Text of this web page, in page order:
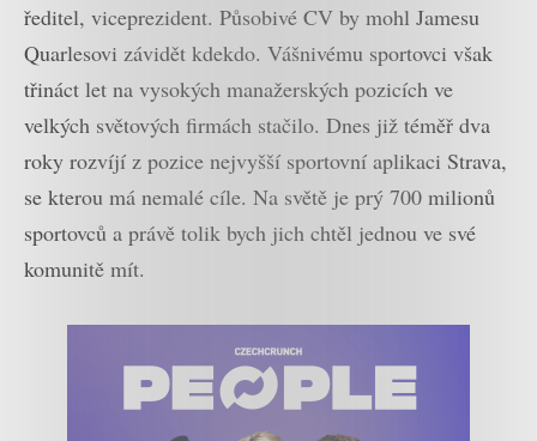
ředitel, viceprezident. Působivé CV by mohl Jamesu
Quarlesovi závidět kdekdo. Vášnivému sportovci však
třináct let na vysokých manažerských pozicích ve
velkých světových firmách stačilo. Dnes již téměř dva
roky rozvíjí z pozice nejvyšší sportovní aplikaci Strava,
se kterou má nemalé cíle. Na světě je prý 700 milionů
sportovců a právě tolik bych jich chtěl jednou ve své
komunitě mít.